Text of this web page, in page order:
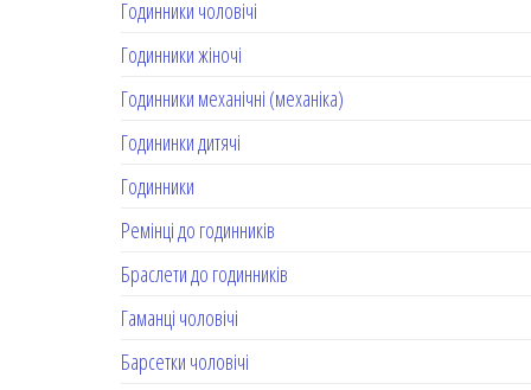
Годинники чоловічі
Годинники жіночі
Годинники механічні (механіка)
Годининки дитячі
Годинники
Ремінці до годинників
Браслети до годинників
Гаманці чоловічі
Барсетки чоловічі